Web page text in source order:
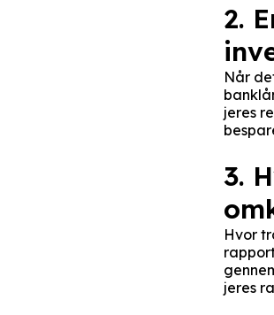
2.
Når
jeres
3.
Hvor
jeres